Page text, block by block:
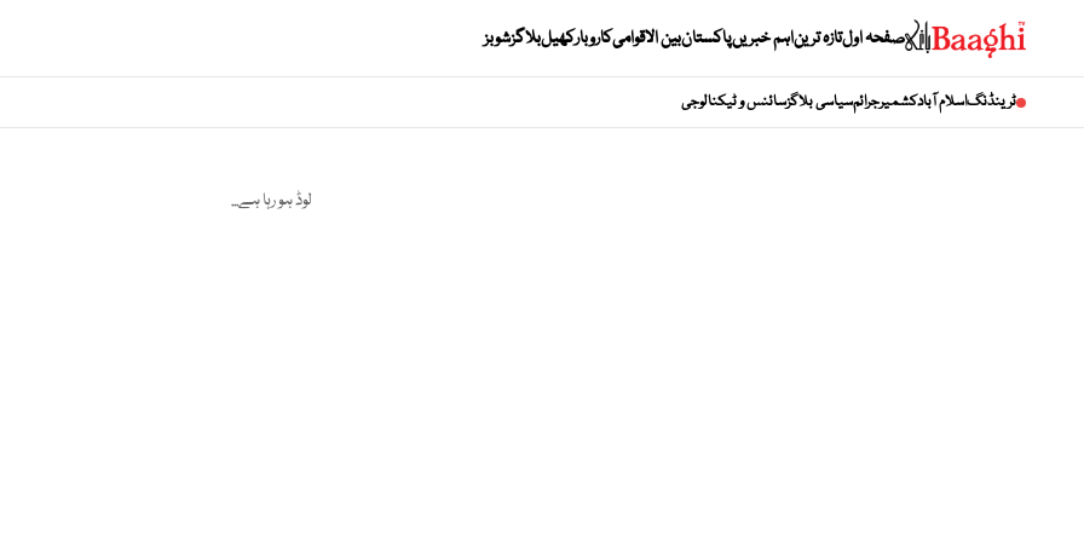
صفحہ اولتازہ تریناہم خبریںپاکستانبین الاقوامیکاروبارکھیلبلاگزشوبز
ٹرینڈنگاسلام آبادکشمیرجرائمسیاسی بلاگزسائنس و ٹیکنالوجی
لوڈ ہو رہا ہے...